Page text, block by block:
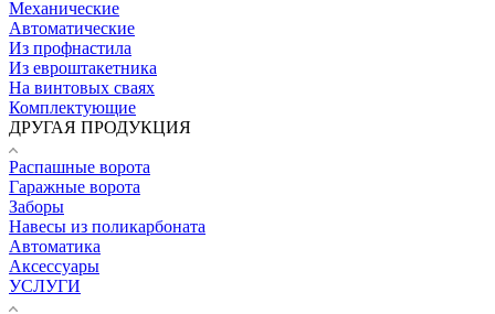
Механические
Автоматические
Из профнастила
Из евроштакетника
На винтовых сваях
Комплектующие
ДРУГАЯ ПРОДУКЦИЯ
Распашные ворота
Гаражные ворота
Заборы
Навесы из поликарбоната
Автоматика
Аксессуары
УСЛУГИ